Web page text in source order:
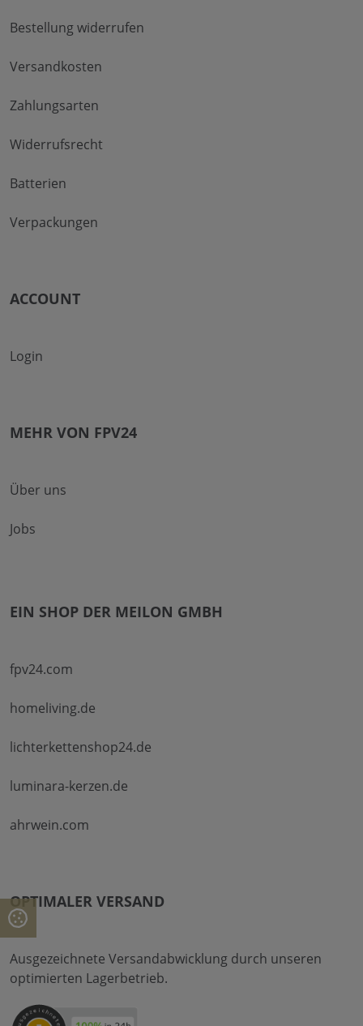
Bestellung widerrufen
Versandkosten
Zahlungsarten
Widerrufsrecht
Batterien
Verpackungen
ACCOUNT
Login
MEHR VON FPV24
Über uns
Jobs
EIN SHOP DER MEILON GMBH
fpv24.com
homeliving.de
lichterkettenshop24.de
luminara-kerzen.de
ahrwein.com
OPTIMALER VERSAND
Ausgezeichnete Versandabwicklung durch unseren
optimierten Lagerbetrieb.